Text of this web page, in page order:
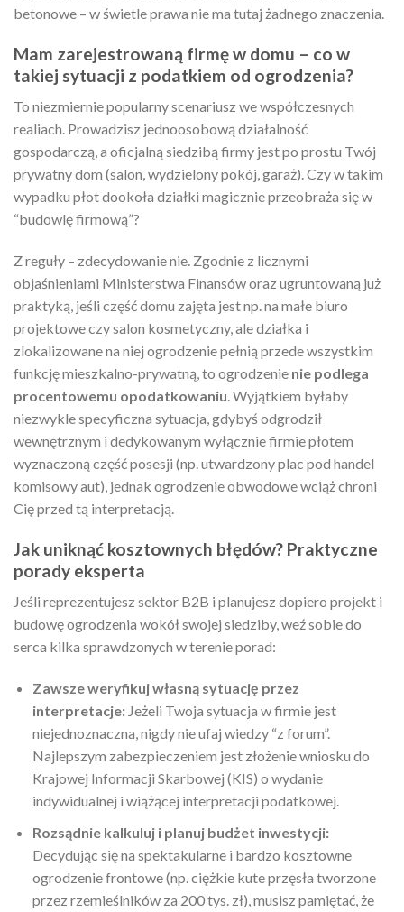
betonowe – w świetle prawa nie ma tutaj żadnego znaczenia.
Mam zarejestrowaną firmę w domu – co w
takiej sytuacji z podatkiem od ogrodzenia?
To niezmiernie popularny scenariusz we współczesnych
realiach. Prowadzisz jednoosobową działalność
gospodarczą, a oficjalną siedzibą firmy jest po prostu Twój
prywatny dom (salon, wydzielony pokój, garaż). Czy w takim
wypadku płot dookoła działki magicznie przeobraża się w
“budowlę firmową”?
Z reguły – zdecydowanie nie. Zgodnie z licznymi
objaśnieniami Ministerstwa Finansów oraz ugruntowaną już
praktyką, jeśli część domu zajęta jest np. na małe biuro
projektowe czy salon kosmetyczny, ale działka i
zlokalizowane na niej ogrodzenie pełnią przede wszystkim
funkcję mieszkalno-prywatną, to ogrodzenie nie podlega
procentowemu opodatkowaniu. Wyjątkiem byłaby
niezwykle specyficzna sytuacja, gdybyś odgrodził
wewnętrznym i dedykowanym wyłącznie firmie płotem
wyznaczoną część posesji (np. utwardzony plac pod handel
komisowy aut), jednak ogrodzenie obwodowe wciąż chroni
Cię przed tą interpretacją.
Jak uniknąć kosztownych błędów? Praktyczne
porady eksperta
Jeśli reprezentujesz sektor B2B i planujesz dopiero projekt i
budowę ogrodzenia wokół swojej siedziby, weź sobie do
serca kilka sprawdzonych w terenie porad:
Zawsze weryfikuj własną sytuację przez
interpretacje:Jeżeli Twoja sytuacja w firmie jest
niejednoznaczna, nigdy nie ufaj wiedzy “z forum”.
Najlepszym zabezpieczeniem jest złożenie wniosku do
Krajowej Informacji Skarbowej (KIS) o wydanie
indywidualnej i wiążącej interpretacji podatkowej.
Rozsądnie kalkuluj i planuj budżet inwestycji:
Decydując się na spektakularne i bardzo kosztowne
ogrodzenie frontowe (np. ciężkie kute przęsła tworzone
przez rzemieślników za 200 tys. zł), musisz pamiętać, że